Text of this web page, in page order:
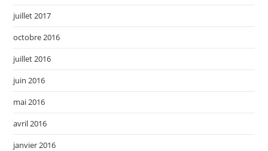
juillet 2017
octobre 2016
juillet 2016
juin 2016
mai 2016
avril 2016
janvier 2016